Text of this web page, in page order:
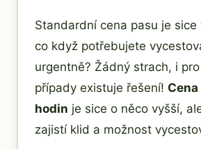
Standardní cena pasu je sice
co když potřebujete
urgentně? Žádný strach, i
případy existuje řešení!
hodin je sice o něco vyšší,
zajistí klid a možnost